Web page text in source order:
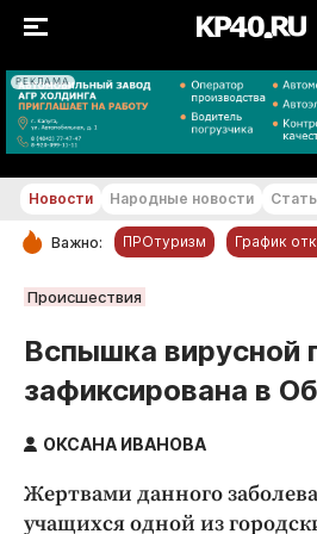
РЕКЛАМА
РУБРИКИ
Новости компаний
Статьи
Народные новости
Благоустройство
Новости Народные новости
Важно: ПРОтуризм График
Происшествия
Вспышка вирусной
зафиксирована в
ОКСАНА ИВАНОВА
Жертвами данного
учащихся одной из